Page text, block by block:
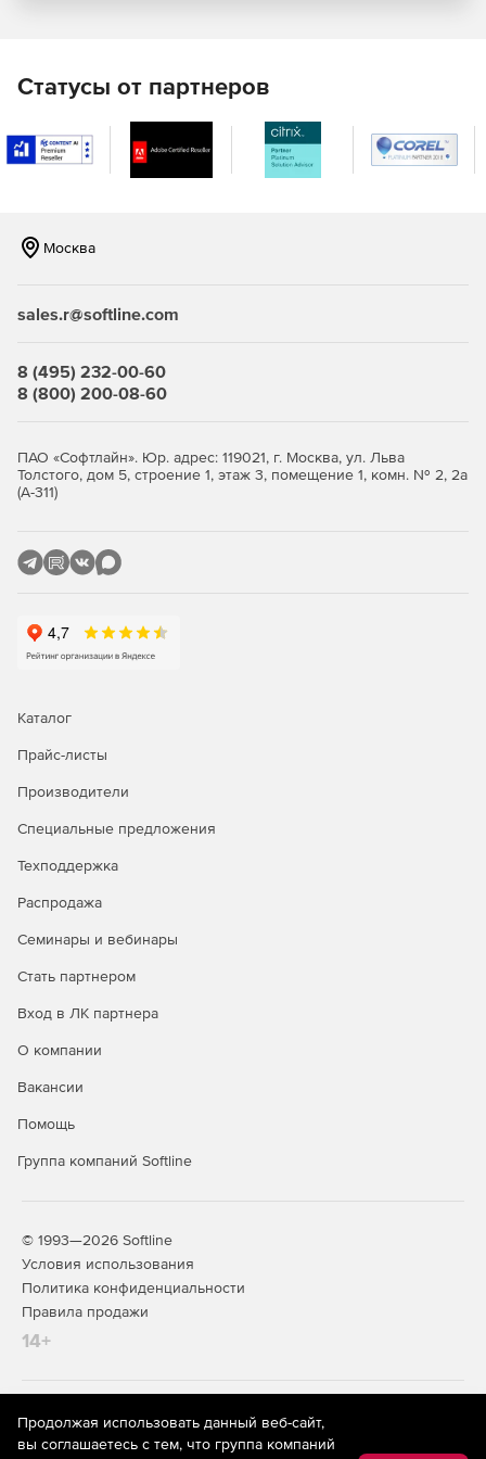
материалы и освещение для создания мощных
презентаций.
Более 40 стандартных стандартных форматов CAD и
Новый импорт файлов TurboApp с мобильных
Статусы от партнеров
Москва
sales.r@softline.com
8 (495) 232-00-60
8 (800) 200-08-60
ПАО «Софтлайн». Юр. адрес: 119021, г. Москва, ул. Льва
Толстого, дом 5, строение 1, этаж 3, помещение 1, комн. № 2, 2а
(А-311)
Каталог
Прайс-листы
Производители
Специальные предложения
Техподдержка
Распродажа
Семинары и вебинары
Стать партнером
Вход в ЛК партнера
О компании
Вакансии
Помощь
Группа компаний Softline
© 1993—2026 Softline
Условия использования
Политика конфиденциальности
Правила продажи
14+
На информационном ресурсе store.softline.ru применяются
рекомендательные технологии
(информационные технологии
предоставления информации на основе сбора,
Продолжая использовать данный веб-сайт,
вы соглашаетесь с тем, что группа компаний